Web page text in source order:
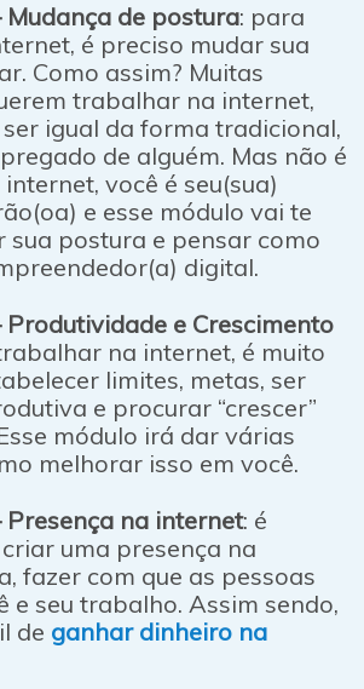
Mudança de postura: para
é preciso mudar sua
Como assim? Muitas
trabalhar na internet,
igual da forma tradicional,
de alguém. Mas não é
você é seu(sua)
e esse módulo vai te
sua postura e pensar como
digital.
Produtividade e Crescimento
na internet, é muito
limites, metas, ser
e procurar “crescer”
módulo irá dar várias
melhorar isso em você.
Presença na internet: é
uma presença na
fazer com que as pessoas
e seu trabalho. Assim sendo,
de ganhar dinheiro na